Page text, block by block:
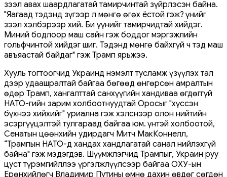
зээл авах шаардлагатай тамирчинтай зүйрлэсэн байна.
"Яагаад тэдэнд зүгээр л мөнгө өгөх ёстой гэж? Үүнийг
зээл хэлбэрээр хий. Би үүнийг тамирчидтай хийдэг.
Миний бодлоор маш сайн гэж боддог мэргэжлийн
гольфчинтой хийдэг шиг. Тэдэнд мөнгө байхгүй ч тэд маш
авъяастай байдаг" гэж Трамп ярьжээ.
Хууль тогтоогчид Украинд нэмэлт тусламж үзүүлэх тал
дээр удаашралтай байгаа бөгөөд өнгөрсөн амралтын
өдөр Трамп, хангалттай санхүүгийн хандиваа өгдөггүй
НАТО-гийн зарим холбоотнуудтай Оросыг "хүссэн
бүхнээ хийхийг" уриална гэж хэлснээр олон нийтийн
эсэргүүцэлтэй тулгараад байгаа юм. Үүнтэй холбоотой,
Сенатын цөөнхийн удирдагч Митч МакКоннелл,
“Трампын НАТО-д хандах хандлагатай санал нийлэхгүй
байна" гэж мэдэгдэв. Шүүмжлэгчид Трампыг, Украин руу
цуст түрэмгийллээ үргэлжлүүлсээр байгаа ОХУ-ын
Ерөнхийлөгч Владимир Путины өмнө дахин өвдөг сөгдөн